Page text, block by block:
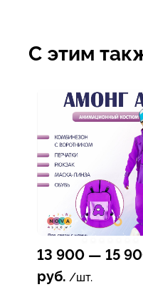
С этим
13 900 — 15
руб. /шт.